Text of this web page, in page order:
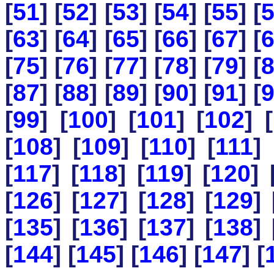
[51] [52] [53] [54] [55] [
[63] [64] [65] [66] [67] [
[75] [76] [77] [78] [79] [
[87] [88] [89] [90] [91] [
[99] [100] [101] [102] [
[108] [109] [110] [111]
[117] [118] [119] [120]
[126] [127] [128] [129]
[135] [136] [137] [138]
[144] [145] [146] [147] [